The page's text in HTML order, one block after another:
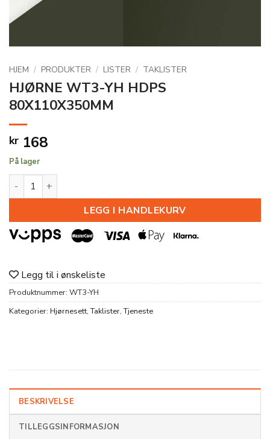
HJEM / PRODUKTER / LISTER / TAKLISTER
HJØRNE WT3-YH HDPS
80X110X350MM
kr 168
På lager
HJØRNE WT3-YH HDPS 80X110X350MM antall
LEGG I HANDLEKURV
Legg til i ønskeliste
Produktnummer: WT3-YH
Kategorier: Hjørnesett,Taklister,Tjeneste
BESKRIVELSE
TILLEGGSINFORMASJON